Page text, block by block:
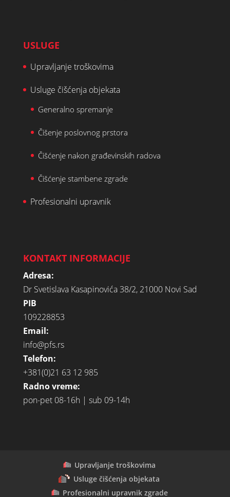
USLUGE
Upravljanje troškovima
Usluge čišćenja objekata
Generalno spremanje
Čišenje poslovnog prstora
Čišćenje nakon građevinskih radova
Čišćenje stambene zgrade
Profesionalni upravnik
KONTAKT INFORMACIJE
Adresa:
Dr Svetislava Kasapinovića 38/2, 21000 Novi Sad
PIB
109228853
Email:
info@pfs.rs
Telefon:
+381(0)21 63 12 985
Radno vreme:
pon-pet 08-16h | sub 09-14h
Upravljanje troškovima
Usluge čišćenja objekata
Profesionalni upravnik zgrade